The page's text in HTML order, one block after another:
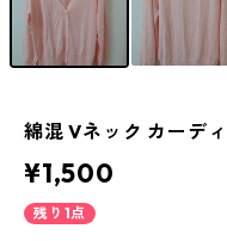
綿混 Vネック カー
¥1,500
残り1点